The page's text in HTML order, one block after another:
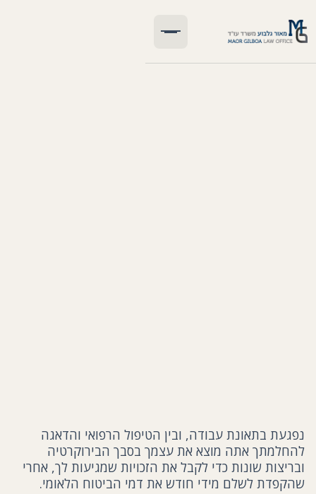
נפגעת בתאונת עבודה, ובין הטיפול הרפואי והדאגה
להחלמתך אתה מוצא את עצמך בסבך הבירוקרטיה
ובריצות שונות כדי לקבל את הזכויות שמגיעות לך, אחרי
שהקפדת לשלם מידי חודש את דמי הביטוח הלאומי.